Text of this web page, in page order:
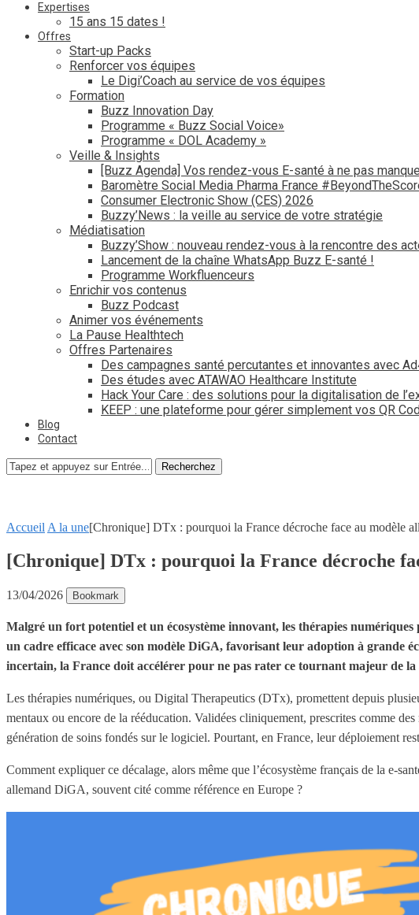
Expertises
15 ans 15 dates !
Offres
Start-up Packs
Renforcer vos équipes
Le Digi’Coach au service de vos équipes
Formation
Buzz Innovation Day
Programme « Buzz Social Voice»
Programme « DOL Academy »
Veille & Insights
[Buzz Agenda] Vos rendez-vous E-santé à ne pas
Baromètre Social Media Pharma France
Consumer Electronic Show (CES) 2026
Buzzy’News : la veille au service de votre stratégie
Médiatisation
Buzzy’Show : nouveau rendez-vous à la rencontre des
Lancement de la chaîne WhatsApp Buzz E-santé !
Programme Workfluenceurs
Enrichir vos contenus
Buzz Podcast
Animer vos événements
La Pause Healthtech
Offres Partenaires
Des campagnes santé percutantes et innovantes avec
Des études avec ATAWAO Healthcare Institute
Hack Your Care : des solutions pour la digitalisation de
KEEP : une plateforme pour gérer simplement vos QR
Blog
Contact
Recherchez
Accueil A la une[Chronique] DTx : pourquoi la France décroche face au modèle
[Chronique] DTx : pourquoi la France décroche
13/04/2026 Bookmark
Malgré un fort potentiel et un écosystème innovant, les thérapies
un cadre efficace avec son modèle DiGA, favorisant leur adoption à grande
incertain, la France doit accélérer pour ne pas rater ce tournant majeur de la
Les thérapies numériques, ou Digital Therapeutics (DTx), promettent depuis
mentaux ou encore de la rééducation. Validées cliniquement, prescrites comme
génération de soins fondés sur le logiciel. Pourtant, en France, leur déploiement
Comment expliquer ce décalage, alors même que l’écosystème français de la e-
allemand DiGA, souvent cité comme référence en Europe ?